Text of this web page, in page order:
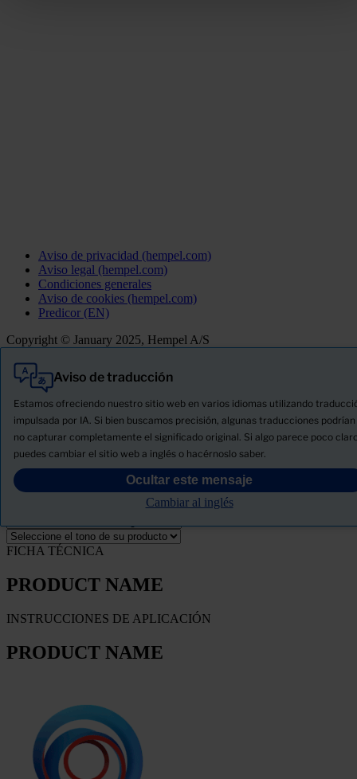
Aviso de privacidad (hempel.com)
Aviso legal (hempel.com)
Condiciones generales
Aviso de cookies (hempel.com)
Predicor (EN)
Copyright © January 2025, Hempel A/S
Aviso de traducción
Estamos ofreciendo nuestro sitio web en varios idiomas utilizando
impulsada por IA. Si bien buscamos precisión, algunas traducciones podrían
no capturar completamente el significado original. Si algo parece poco
puedes cambiar el sitio web a inglés o hacérnoslo saber.
Ocultar este mensaje
Cambiar al inglés
Todo
Productos
Descargue la ficha de seguridad del producto
PRODUCT NAME
FICHA TÉCNICA
PRODUCT NAME
INSTRUCCIONES DE APLICACIÓN
PRODUCT NAME